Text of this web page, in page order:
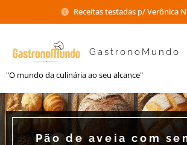
Receitas testadas p/ Verônica
GastronoMundo
"O mundo da culinária ao seu alcance"
Pão de aveia com